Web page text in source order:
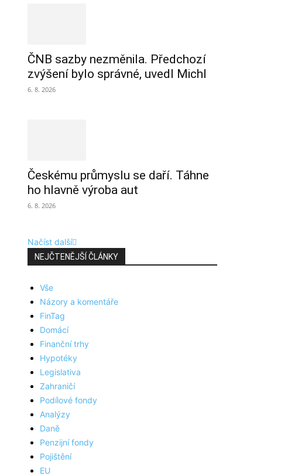
ČNB sazby nezměnila. Předchozí
zvýšení bylo správné, uvedl Michl
6. 8. 2026
Českému průmyslu se daří. Táhne
ho hlavně výroba aut
6. 8. 2026
Načíst další
NEJČTENĚJŠÍ ČLÁNKY
Vše
Názory a komentáře
FinTag
Domácí
Finanční trhy
Hypotéky
Legislativa
Zahraničí
Podílové fondy
Analýzy
Daně
Penzijní fondy
Pojištění
EU